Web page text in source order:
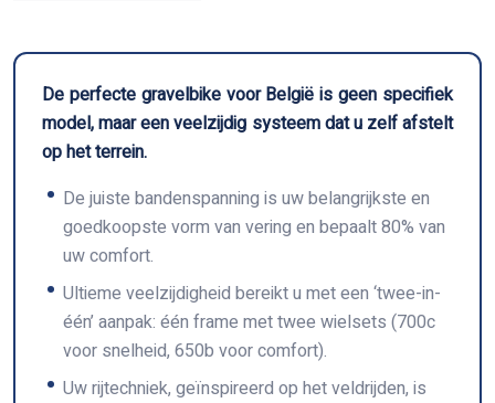
De perfecte gravelbike voor België is geen specifiek
model, maar een veelzijdig systeem dat u zelf afstelt
op het terrein.
De juiste bandenspanning is uw belangrijkste en
goedkoopste vorm van vering en bepaalt 80% van
uw comfort.
Ultieme veelzijdigheid bereikt u met een ‘twee-in-
één’ aanpak: één frame met twee wielsets (700c
voor snelheid, 650b voor comfort).
Uw rijtechniek, geïnspireerd op het veldrijden, is